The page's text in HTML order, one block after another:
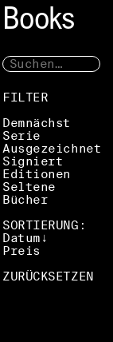
Books
FILTER
Demnächst
Serie
Ausgezeichnet
Signiert
Editionen
Seltene
Bücher
SORTIERUNG:
Datum
Preis
ZURÜCKSETZEN